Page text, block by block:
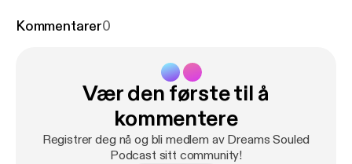
These guys come heavy with the punchlines so we
Gucci and the Breakfast Club - Kanye’s Jesus is
content from this episode! @_witnessthedream
Kommentarer0
Vær den første til å
kommentere
Registrer deg nå og bli medlem av Dreams Souled
Podcast sitt community!